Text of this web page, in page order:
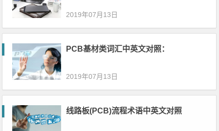
2019年07月13日
PCB基材类词汇中英文对照：
2019年07月13日
线路板(PCB)流程术语中英文对照